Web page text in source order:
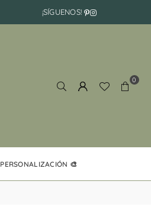
¡SÍGUENOS! Pinterest
Instagram
0
PERSONALIZACIÓN 🎨